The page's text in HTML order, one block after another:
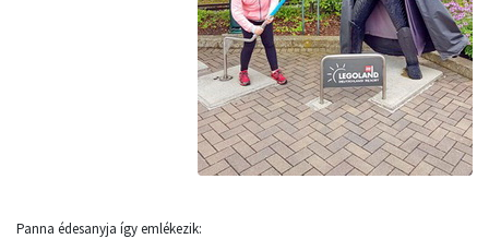
Panna édesanyja így emlékezik: